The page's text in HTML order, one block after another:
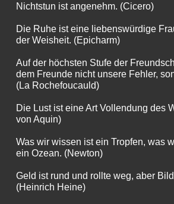
Nichtstun ist angenehm. (Cicero)
Die Ruhe ist eine liebenswürdige
der Weisheit. (Epicharm)
Auf der höchsten Stufe der
dem Freunde nicht unsere Fehler,
(La Rochefoucauld)
Die Lust ist eine Art Vollendung des
von Aquin)
Was wir wissen ist ein Tropfen, was
ein Ozean. (Newton)
Geld ist rund und rollte weg, aber
(Heinrich Heine)